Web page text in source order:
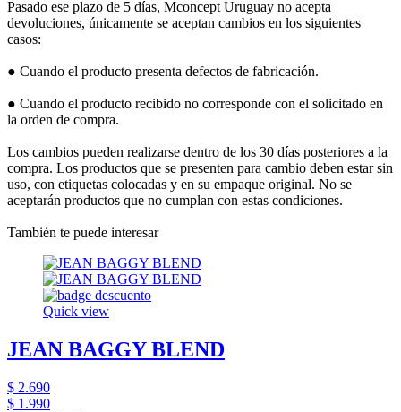
Pasado ese plazo de 5 días, Mconcept Uruguay no acepta
devoluciones, únicamente se aceptan cambios en los siguientes
casos:
● Cuando el producto presenta defectos de fabricación.
● Cuando el producto recibido no corresponde con el solicitado en
la orden de compra.
Los cambios pueden realizarse dentro de los 30 días posteriores a la
compra. Los productos que se presenten para cambio deben estar sin
uso, con etiquetas colocadas y en su empaque original. No se
aceptarán productos que no cumplan con estas condiciones.
También te puede interesar
Quick view
JEAN BAGGY BLEND
$ 2.690
$ 1.990